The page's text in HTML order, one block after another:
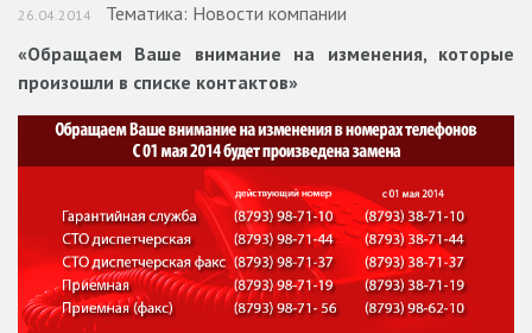
26.04.2014
Тематика: Новости компании
«Обращаем Ваше внимание на изменения, которые
произошли в списке контактов»